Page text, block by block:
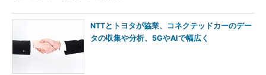
NTTとトヨタが協業、コネクテッドカーのデー
タの収集や分析、5GやAIで幅広く